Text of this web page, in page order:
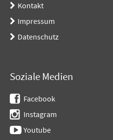
Kontakt
Impressum
Datenschutz
Soziale Medien
Facebook
Instagram
Youtube